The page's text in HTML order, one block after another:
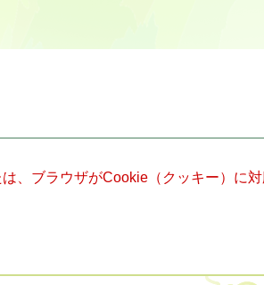
、ブラウザがCookie（クッキー）に